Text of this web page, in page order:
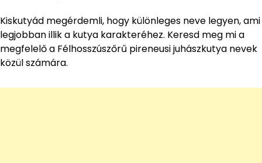
Kiskutyád megérdemli, hogy különleges neve legyen, ami
legjobban illik a kutya karakteréhez. Keresd meg mi a
megfelelő a Félhosszúszőrű pireneusi juhászkutya nevek
közül számára.